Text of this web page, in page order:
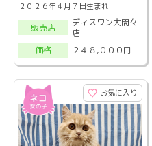
２０２６年４月７日生まれ
販売店
ディスワン大間々
店
価格
２４８,０００円
お気に入り